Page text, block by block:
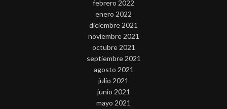
febrero 2022
enero 2022
diciembre 2021
noviembre 2021
octubre 2021
septiembre 2021
agosto 2021
julio 2021
junio 2021
mayo 2021